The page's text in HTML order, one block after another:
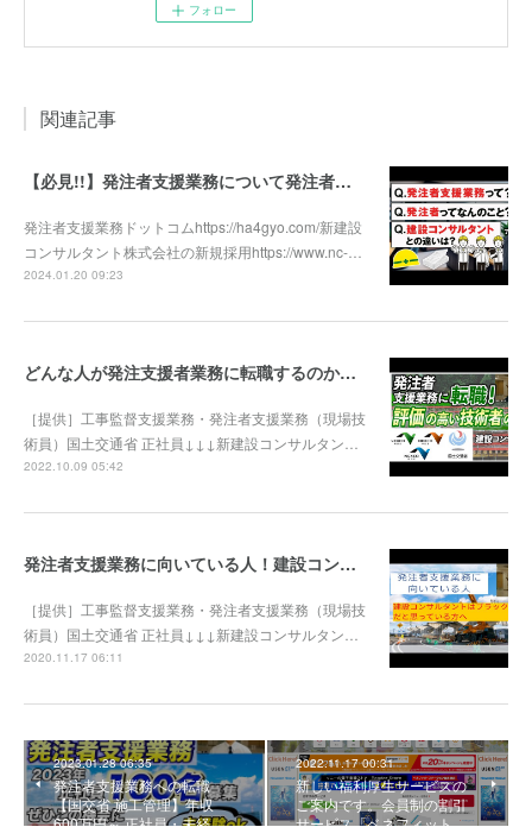
フォロー
関連記事
【必見!!】発注者支援業務について発注者支援業務"経験者"であり建設コンサルタント会社の"社長"が徹底解説！！
発注者支援業務ドットコムhttps://ha4gyo.com/新建設
コンサルタント株式会社の新規採用https://www.nc-…
2024.01.20 09:23
どんな人が発注支援者業務に転職するのか！ 評価の高い技術者の特徴は？ 新建設コンサルタント株式会社 国土交通省 NEXCO
［提供］工事監督支援業務・発注者支援業務（現場技
術員）国土交通省 正社員↓↓↓新建設コンサルタン…
2022.10.09 05:42
発注者支援業務に向いている人！建設コンサルタントはブラックな仕事？ 国土交通省 工事監督支援業務 積算技術業務 河川巡視支援業務 道路許認可審査・適正化指導業務 新建設コンサルタント
［提供］工事監督支援業務・発注者支援業務（現場技
術員）国土交通省 正社員↓↓↓新建設コンサルタン…
2020.11.17 06:11
2023.01.28 06:35
発注者支援業務への転職
【国交省 施工管理】年収
2022.11.17 00:31
新しい福利厚生サービスの
ご案内です。会員制の割引